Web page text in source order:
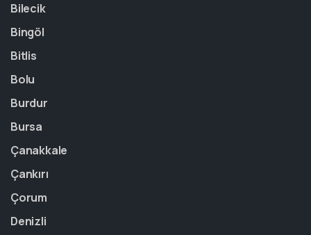
Bilecik
Bingöl
Bitlis
Bolu
Burdur
Bursa
Çanakkale
Çankırı
Çorum
Denizli